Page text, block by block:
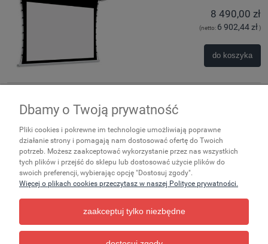
8 490,00 zł
(netto: 6 902,44 zł)
do koszyka
Zakupy
Ważne
Pomoc
Moje konto
Informacje
Dbamy o Twoją prywatność
Pliki cookies i pokrewne im technologie umożliwiają poprawne
działanie strony i pomagają nam dostosować ofertę do Twoich
potrzeb. Możesz zaakceptować wykorzystanie przez nas wszystkich
tych plików i przejść do sklepu lub dostosować użycie plików do
swoich preferencji, wybierając opcję "Dostosuj zgody".
Więcej o plikach cookies przeczytasz w naszej Polityce prywatności.
zaakceptuj tylko niezbędne